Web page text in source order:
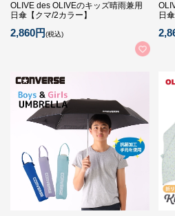
OLIVE des OLIVEのキッズ晴雨兼用
日傘【クマ/2カラー】
2,860円(税込)
日